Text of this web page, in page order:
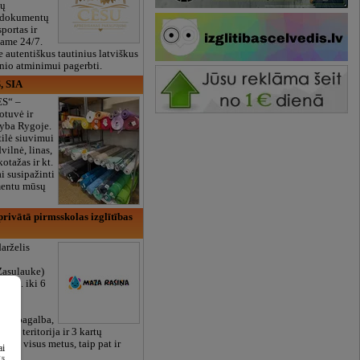
ir
24/7.
autentiškus tautinius latviškus
atminimui pagerbti.
SIA
–
ir
Rygoje.
siuvimui
linas,
ir kt.
susipažinti
mūsų
pirmsskolas izglītības
mėn. iki 6
pagalba,
teritorija ir 3 kartų
visus metus, taip pat ir